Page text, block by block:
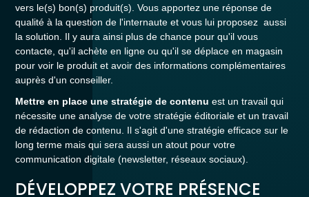
vers le(s) bon(s) produit(s). Vous apportez une réponse de
qualité à la question de l'internaute et vous lui proposez aussi
la solution. Il y aura ainsi plus de chance pour qu'il vous
contacte, qu'il achète en ligne ou qu'il se déplace en magasin
pour voir le produit et avoir des informations complémentaires
auprès d'un conseiller.
Mettre en place une stratégie de contenu est un travail qui
nécessite une analyse de votre stratégie éditoriale et un travail
de rédaction de contenu. Il s'agit d'une stratégie efficace sur le
long terme mais qui sera aussi un atout pour votre
communication digitale (newsletter, réseaux sociaux).
DÉVELOPPEZ VOTRE PRÉSENCE